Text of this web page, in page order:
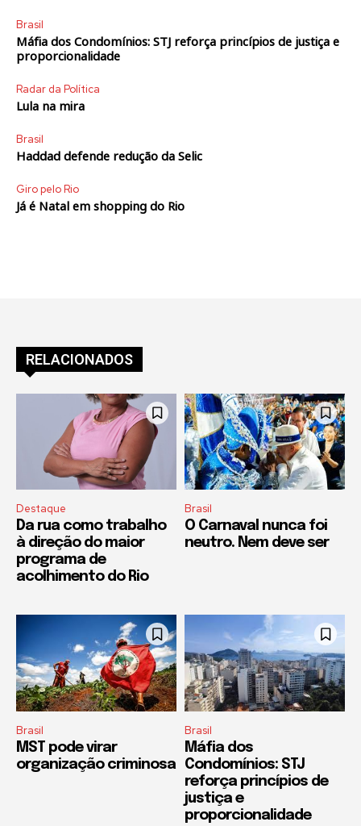
Brasil
Máfia dos Condomínios: STJ reforça princípios de justiça e
proporcionalidade
Radar da Política
Lula na mira
Brasil
Haddad defende redução da Selic
Giro pelo Rio
Já é Natal em shopping do Rio
RELACIONADOS
Destaque
Da rua como trabalho
à direção do maior
programa de
acolhimento do Rio
Brasil
O Carnaval nunca foi
neutro. Nem deve ser
Brasil
MST pode virar
organização criminosa
Brasil
Máfia dos
Condomínios: STJ
reforça princípios de
justiça e
proporcionalidade